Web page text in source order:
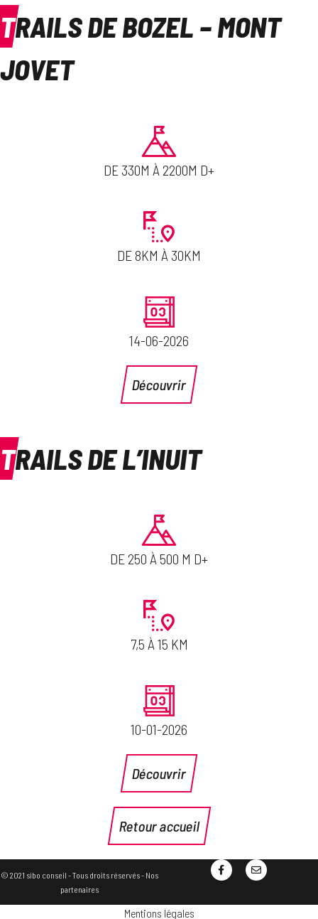
TRAILS DE BOZEL – MONT
JOVET
DE 330M À 2200M D+
DE 8KM À 30KM
14-06-2026
Découvrir
TRAILS DE L’INUIT
DE 250 À 500 M D+
7,5 À 15 KM
10-01-2026
Découvrir
Retour accueil
© 2021 sibo conseil - Tous droits réservés - Nos
partenaires
Mentions légales